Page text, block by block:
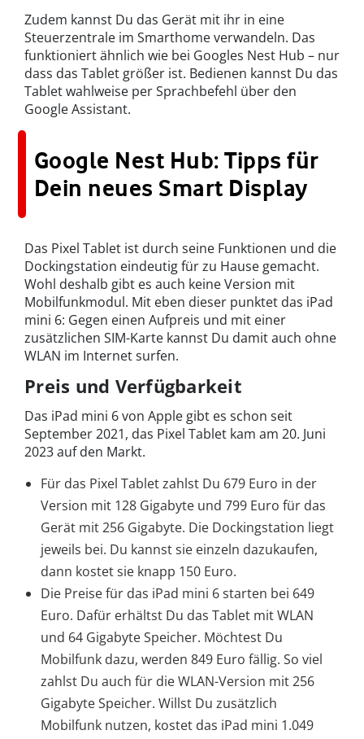
Zudem kannst Du das Gerät mit ihr in eine
Steuerzentrale im Smarthome verwandeln. Das
funktioniert ähnlich wie bei Googles Nest Hub – nur
dass das Tablet größer ist. Bedienen kannst Du das
Tablet wahlweise per Sprachbefehl über den
Google Assistant.
Google Nest Hub: Tipps für
Dein neues Smart Display
Das Pixel Tablet ist durch seine Funktionen und die
Dockingstation eindeutig für zu Hause gemacht.
Wohl deshalb gibt es auch keine Version mit
Mobilfunkmodul. Mit eben dieser punktet das iPad
mini 6: Gegen einen Aufpreis und mit einer
zusätzlichen SIM-Karte kannst Du damit auch ohne
WLAN im Internet surfen.
Preis und Verfügbarkeit
Das iPad mini 6 von Apple gibt es schon seit
September 2021, das Pixel Tablet kam am 20. Juni
2023 auf den Markt.
Für das Pixel Tablet zahlst Du 679 Euro in der
Version mit 128 Gigabyte und 799 Euro für das
Gerät mit 256 Gigabyte. Die Dockingstation liegt
jeweils bei. Du kannst sie einzeln dazukaufen,
dann kostet sie knapp 150 Euro.
Die Preise für das iPad mini 6 starten bei 649
Euro. Dafür erhältst Du das Tablet mit WLAN
und 64 Gigabyte Speicher. Möchtest Du
Mobilfunk dazu, werden 849 Euro fällig. So viel
zahlst Du auch für die WLAN-Version mit 256
Gigabyte Speicher. Willst Du zusätzlich
Mobilfunk nutzen, kostet das iPad mini 1.049